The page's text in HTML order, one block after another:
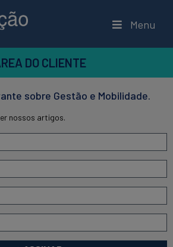
Menu
DO CLIENTE
sobre Gestão e Mobilidade.
nossos artigos.